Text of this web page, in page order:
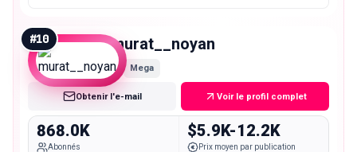
#10 murat__noyan
Mega
Obtenir l'e-mail Voir le profil complet
868.0K
Abonnés
$5.9K-12.2K
Prix moyen par publication